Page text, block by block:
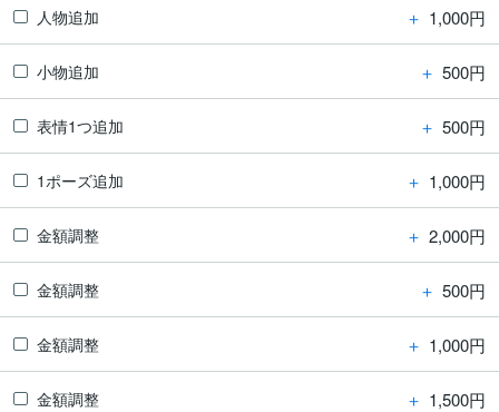
人物追加 ＋ 1,000円
小物追加 ＋ 500円
表情1つ追加 ＋ 500円
1ポーズ追加 ＋ 1,000円
金額調整 ＋ 2,000円
金額調整 ＋ 500円
金額調整 ＋ 1,000円
金額調整 ＋ 1,500円